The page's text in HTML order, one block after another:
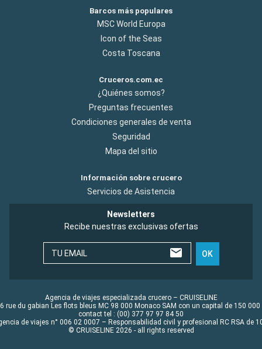
Barcos más populares
MSC World Europa
Icon of the Seas
Costa Toscana
Cruceros.com.ec
¿Quiénes somos?
Preguntas frecuentes
Condiciones generales de venta
Seguridad
Mapa del sitio
Información sobre crucero
Servicios de Asistencia
Newsletters
Recibe nuestras exclusivas ofertas
TU EMAIL OK
Agencia de viajes especializada crucero – CRUISELINE
rue du gabian Les flots bleus MC 98 000 Monaco SAM con un capital de 150 000
contact tel : (00) 377 97 97 84 50
de viajes n° 006 02 0007 – Responsabilidad civil y profesional RC RSA de
© CRUISELINE 2026 - all rights reserved